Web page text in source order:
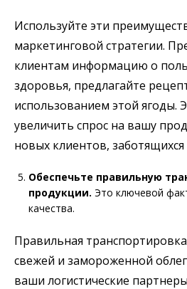
Используйте эти
маркетинговой стратегии.
клиентам информацию о
здоровья, предлагайте
использованием этой ягоды.
увеличить спрос на вашу
новых клиентов,
Обеспечьте правильную
продукции. Это ключевой
качества.
Правильная
свежей и замороженной
ваши логистические